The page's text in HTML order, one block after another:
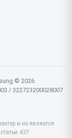
© 2026
/ 322723200028007
и не является
437